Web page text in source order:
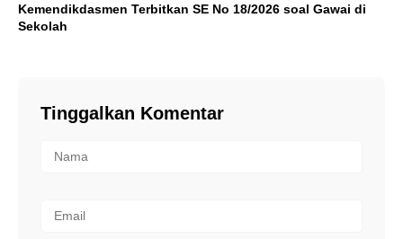
Kemendikdasmen Terbitkan SE No 18/2026 soal Gawai di
Sekolah
Tinggalkan Komentar